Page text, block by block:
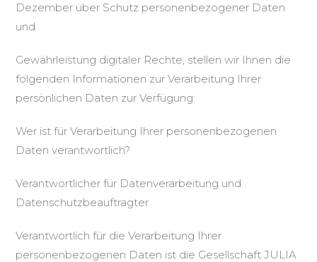
Dezember über Schutz personenbezogener Daten
und
Gewährleistung digitaler Rechte, stellen wir Ihnen die
folgenden Informationen zur Verarbeitung Ihrer
persönlichen Daten zur Verfügung:
Wer ist für Verarbeitung Ihrer personenbezogenen
Daten verantwortlich?
Verantwortlicher für Datenverarbeitung und
Datenschutzbeauftragter
Verantwortlich für die Verarbeitung Ihrer
personenbezogenen Daten ist die Gesellschaft JULIA